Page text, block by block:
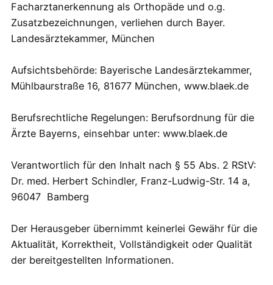
Facharztanerkennung als Orthopäde und o.g.
Zusatzbezeichnungen, verliehen durch Bayer.
Landesärztekammer, München
Aufsichtsbehörde: Bayerische Landesärztekammer,
Mühlbaurstraße 16, 81677 München, www.blaek.de
Berufsrechtliche Regelungen: Berufsordnung für die
Ärzte Bayerns, einsehbar unter: www.blaek.de
Verantwortlich für den Inhalt nach § 55 Abs. 2 RStV:
Dr. med. Herbert Schindler, Franz-Ludwig-Str. 14 a,
96047 Bamberg
Der Herausgeber übernimmt keinerlei Gewähr für die
Aktualität, Korrektheit, Vollständigkeit oder Qualität
der bereitgestellten Informationen.